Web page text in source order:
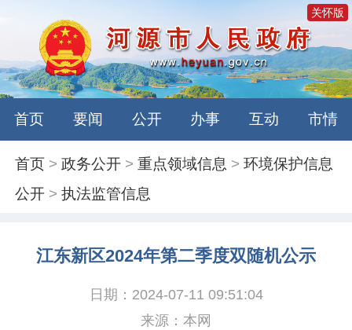
关怀版
首页 要闻 公开 办事 互动 市情
首页 >政务公开 >重点领域信息 >环境保护信息
公开 >执法监管信息
江东新区2024年第二季度双随机公示
日期：2024-07-11 09:51:04
来源：本网